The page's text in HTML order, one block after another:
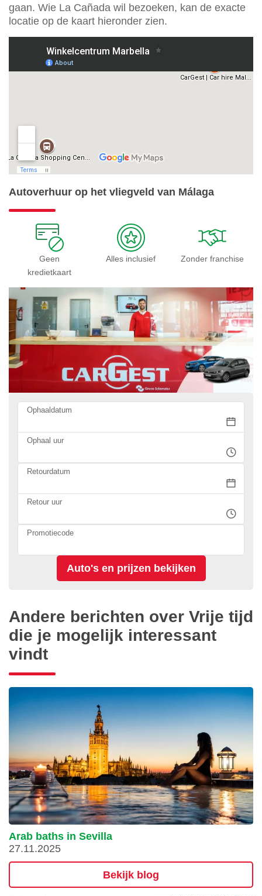
gaan. Wie La Cañada wil bezoeken, kan de exacte
locatie op de kaart hieronder zien.
Autoverhuur op het vliegveld van Málaga
Geen
kredietkaart
Alles inclusief Zonder franchise
Ophaaldatum
Ophaal uur
Retourdatum
Retour uur
Promotiecode
Andere berichten over Vrije tijd
die je mogelijk interessant
vindt
Arab baths in Sevilla
27.11.2025
Bekijk blog